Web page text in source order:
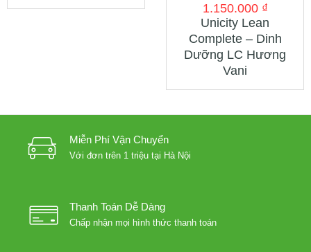
1.150.000 ₫
Unicity Lean
Complete – Dinh
Dưỡng LC Hương
Vani
Miễn Phí Vận Chuyển
Với đơn trên 1 triệu tại Hà Nội
Thanh Toán Dễ Dàng
Chấp nhận mọi hình thức thanh toán